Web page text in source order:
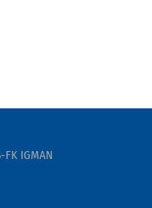
FK IGMAN